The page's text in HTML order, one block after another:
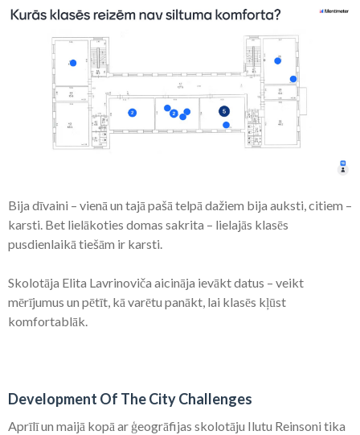
Bija dīvaini – vienā un tajā pašā telpā dažiem bija auksti, citiem –
karsti. Bet lielākoties domas sakrita – lielajās klasēs
pusdienlaikā tiešām ir karsti.
Skolotāja Elita Lavrinoviča aicināja ievākt datus – veikt
mērījumus un pētīt, kā varētu panākt, lai klasēs kļūst
komfortablāk.
Development Of The City Challenges
Aprīlī un maijā kopā ar ģeogrāfijas skolotāju Ilutu Reinsoni tika